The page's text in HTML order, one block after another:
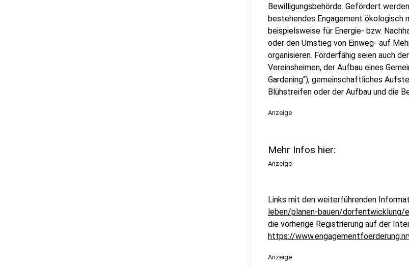
Bewilligungsbehörde. Gefördert
bestehendes Engagement ökologisch
beispielsweise für Energie- bzw.
oder den Umstieg von Einweg- auf
organisieren. Förderfähig seien auch
Vereinsheimen, der Aufbau eines
Gardening“), gemeinschaftliches
Blühstreifen oder der Aufbau und die
Anzeige
Mehr Infos hier:
Anzeige
Links mit den weiterführenden
leben/planen-bauen/dorfentwicklung/
die vorherige Registrierung auf der
https://
Anzeige